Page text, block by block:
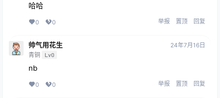
哈哈
0 0 举报 置顶 回复
帅气用花生
青铜 Lv0
24年7月16日
nb
0 0 举报 置顶 回复